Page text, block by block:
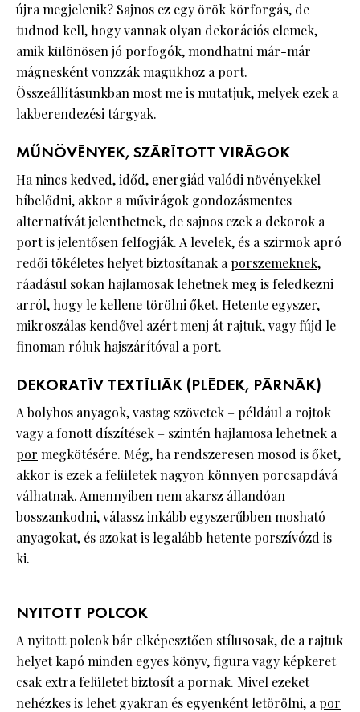
újra megjelenik? Sajnos ez egy örök körforgás, de
tudnod kell, hogy vannak olyan dekorációs elemek,
amik különösen jó porfogók, mondhatni már-már
mágnesként vonzzák magukhoz a port.
Összeállításunkban most me is mutatjuk, melyek ezek a
lakberendezési tárgyak.
MŰNÖVÉNYEK, SZÁRÍTOTT VIRÁGOK
Ha nincs kedved, időd, energiád valódi növényekkel
bíbelődni, akkor a művirágok gondozásmentes
alternatívát jelenthetnek, de sajnos ezek a dekorok a
port is jelentősen felfogják. A levelek, és a szirmok apró
redői tökéletes helyet biztosítanak aporszemeknek,
ráadásul sokan hajlamosak lehetnek meg is feledkezni
arról, hogy le kellene törölni őket. Hetente egyszer,
mikroszálas kendővel azért menj át rajtuk, vagy fújd le
finoman róluk hajszárítóval a port.
DEKORATÍV TEXTÍLIÁK (PLÉDEK, PÁRNÁK)
A bolyhos anyagok, vastag szövetek – például a rojtok
vagy a fonott díszítések – szintén hajlamosa lehetnek a
por megkötésére. Még, ha rendszeresen mosod is őket,
akkor is ezek a felületek nagyon könnyen porcsapdává
válhatnak. Amennyiben nem akarsz állandóan
bosszankodni, válassz inkább egyszerűbben mosható
anyagokat, és azokat is legalább hetente porszívózd is
ki.
NYITOTT POLCOK
A nyitott polcok bár elképesztően stílusosak, de a rajtuk
helyet kapó minden egyes könyv, figura vagy képkeret
csak extra felületet biztosít a pornak. Mivel ezeket
nehézkes is lehet gyakran és egyenként letörölni, apor